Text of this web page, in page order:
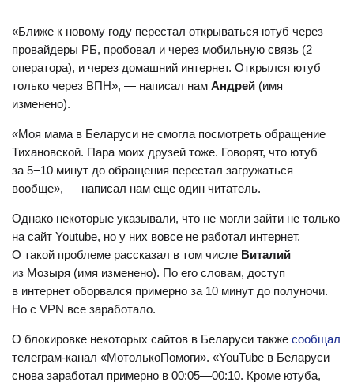
«Ближе к новому году перестал открываться ютуб через
провайдеры РБ, пробовал и через мобильную связь (2
оператора), и через домашний интернет. Открылся ютуб
только через ВПН», — написал нам Андрей (имя
изменено).
«Моя мама в Беларуси не смогла посмотреть обращение
Тихановской. Пара моих друзей тоже. Говорят, что ютуб
за 5−10 минут до обращения перестал загружаться
вообще», — написал нам еще один читатель.
Однако некоторые указывали, что не могли зайти не только
на сайт Youtube, но у них вовсе не работал интернет.
О такой проблеме рассказал в том числе Виталий
из Мозыря (имя изменено). По его словам, доступ
в интернет оборвался примерно за 10 минут до полуночи.
Но с VPN все заработало.
О блокировке некоторых сайтов в Беларуси также сообщал
телеграм-канал «МотолькоПомоги». «YouTube в Беларуси
снова заработал примерно в 00:05—00:10. Кроме ютуба,